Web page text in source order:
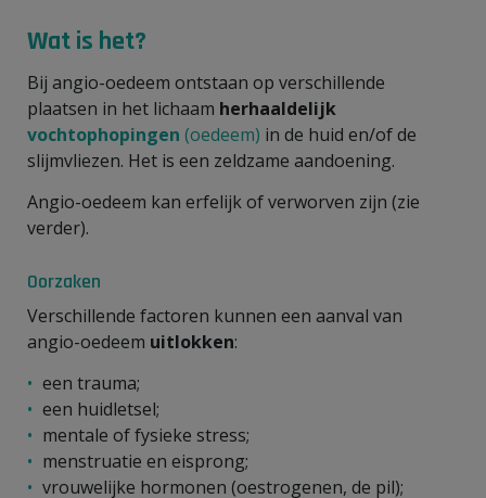
Wat is het?
Bij angio-oedeem ontstaan op verschillende
plaatsen in het lichaam herhaaldelijk
vochtophopingen (oedeem) in de huid en/of de
slijmvliezen. Het is een zeldzame aandoening.
Angio-oedeem kan erfelijk of verworven zijn (zie
verder).
Oorzaken
Verschillende factoren kunnen een aanval van
angio-oedeem uitlokken:
een trauma;
een huidletsel;
mentale of fysieke stress;
menstruatie en eisprong;
vrouwelijke hormonen (oestrogenen, de pil);